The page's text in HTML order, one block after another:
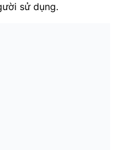
sử dụng.